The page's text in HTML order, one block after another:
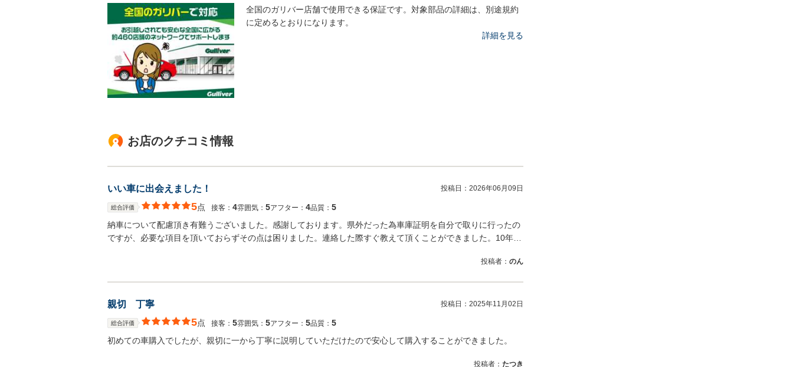
全国のガリバー店舗で使用できる保証です。対象部品の詳細は、別途規約
に定めるとおりになります。
詳細を見る
お店のクチコミ情報
いい車に出会えました！ 投稿日： 2026年06月09日
総合評価 5点 接客： 4雰囲気： 5アフター： 4品質： 5
納車について配慮頂き有難うございました。感謝しております。県外だった為車庫証明を自分で取りに行ったの
ですが、必要な項目を頂いておらずその点は困りました。連絡した際すぐ教えて頂くことができました。10年…
投稿者： のん
親切 丁寧 投稿日： 2025年11月02日
総合評価 5点 接客： 5雰囲気： 5アフター： 5品質： 5
初めての車購入でしたが、親切に一から丁寧に説明していただけたので安心して購入することができました。
投稿者： たつき